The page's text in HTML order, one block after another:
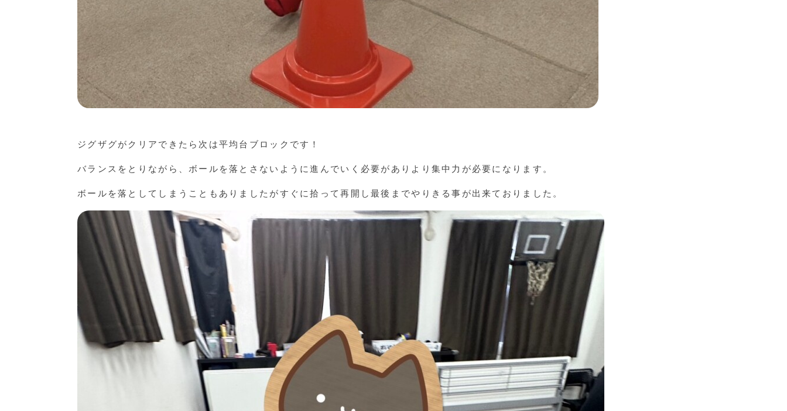
ジグザグがクリアできたら次は平均台ブロックです！
バランスをとりながら、ボールを落とさないように進んでいく必要がありより集中力が必要になります。
ボールを落としてしまうこともありましたがすぐに拾って再開し最後までやりきる事が出来ておりました。